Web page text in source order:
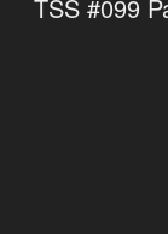
TSS #099